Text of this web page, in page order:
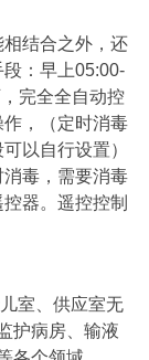
结合之外，还
段：早上05:00-
完全全自动控
，（定时消毒
以自行设置）
毒，需要消毒
器。遥控控制
室、供应室无
护病房、输液